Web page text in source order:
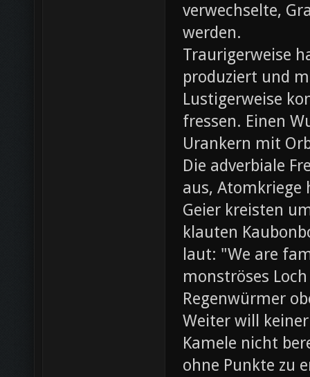
verwechselte,
werden.
Traurigerweise
produziert und
Lustigerweise
fressen. Einen
Urankern mit
Die adverbiale
aus,
Geier kreisten
klauten
laut: "We are
monströses
Regenwürmer
Weiter will
Kamele nicht
ohne Punkte zu